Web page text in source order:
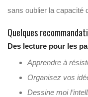
sans oublier la capacité
Quelques
Des lecture pour les
Apprendre à
Organisez vos
Dessine moi